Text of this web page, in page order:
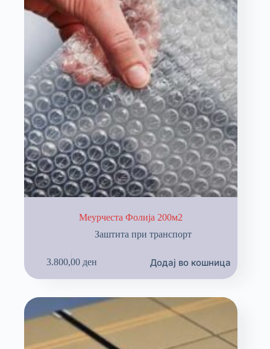
Меурчеста Фолија 200м2
Заштита при транспорт
3.800,00 ден Додај во кошница